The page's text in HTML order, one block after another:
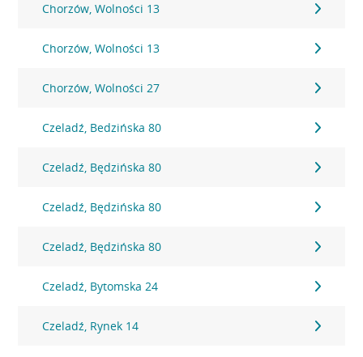
Chorzów, Wolności 13
Chorzów, Wolności 13
Chorzów, Wolności 27
Czeladź, Bedzińska 80
Czeladź, Będzińska 80
Czeladź, Będzińska 80
Czeladź, Będzińska 80
Czeladź, Bytomska 24
Czeladź, Rynek 14